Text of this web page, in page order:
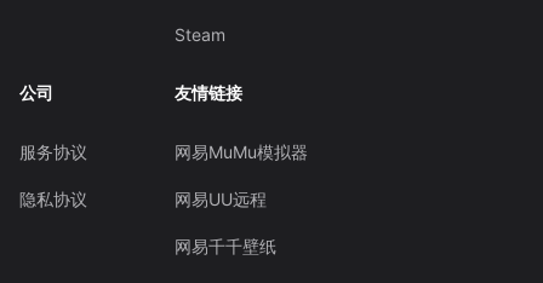
Steam
公司
服务协议
隐私协议
友情链接
网易MuMu模拟器
网易UU远程
网易千千壁纸